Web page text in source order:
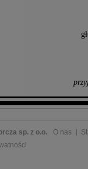
sp. z o.o. O nas